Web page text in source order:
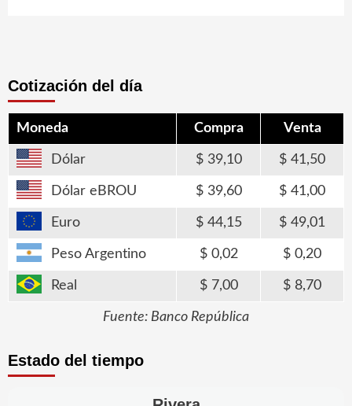
Cotización del día
Moneda Compra Venta
Dólar 39,10 41,50
Dólar eBROU 39,60 41,00
Euro 44,15 49,01
Peso Argentino 0,02 0,20
Real 7,00 8,70
Fuente: Banco República
Estado del tiempo